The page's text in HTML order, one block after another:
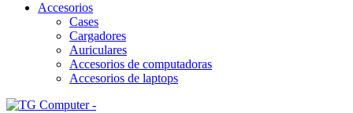
Accesorios
Cases
Cargadores
Auriculares
Accesorios de computadoras
Accesorios de laptops